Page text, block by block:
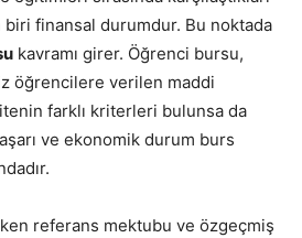
biri finansal durumdur. Bu noktada
kavramı girer. Öğrenci bursu,
öğrencilere verilen maddi
farklı kriterleri bulunsa da
ve ekonomik durum burs
referans mektubu ve özgeçmiş